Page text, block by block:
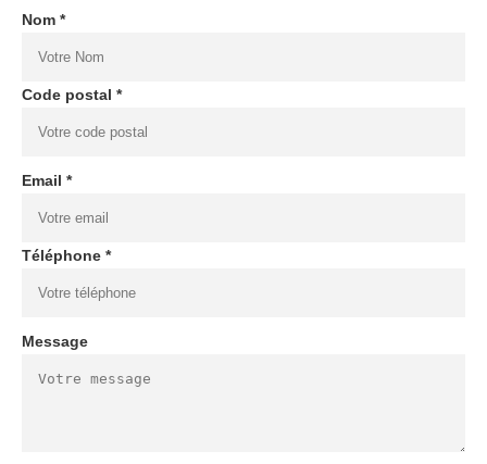
Nom *
Code postal *
Email *
Téléphone *
Message